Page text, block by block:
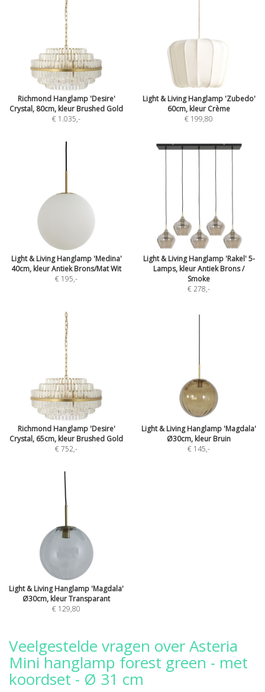
Richmond Hanglamp 'Desire'
Crystal, 80cm, kleur Brushed Gold
€ 1.035,-
Light & Living Hanglamp 'Zubedo'
60cm, kleur Crème
€ 199,80
Light & Living Hanglamp 'Medina'
40cm, kleur Antiek Brons/Mat Wit
€ 195,-
Light & Living Hanglamp 'Rakel' 5-
Lamps, kleur Antiek Brons /
Smoke
€ 278,-
Richmond Hanglamp 'Desire'
Crystal, 65cm, kleur Brushed Gold
€ 752,-
Light & Living Hanglamp 'Magdala'
Ø30cm, kleur Bruin
€ 145,-
Light & Living Hanglamp 'Magdala'
Ø30cm, kleur Transparant
€ 129,80
Veelgestelde vragen over Asteria
Mini hanglamp forest green - met
koordset - Ø 31 cm